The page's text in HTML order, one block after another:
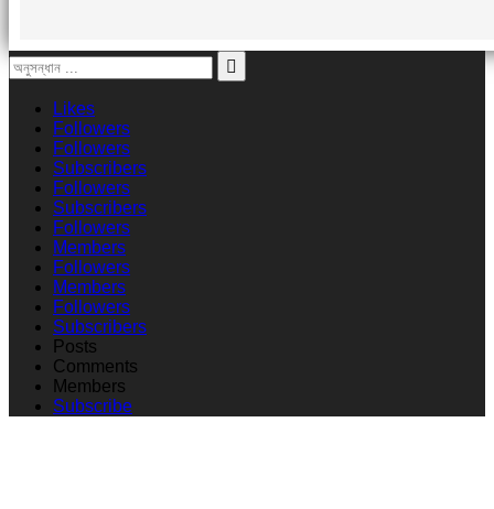
Likes
Followers
Followers
Subscribers
Followers
Subscribers
Followers
Members
Followers
Members
Followers
Subscribers
Posts
Comments
Members
Subscribe